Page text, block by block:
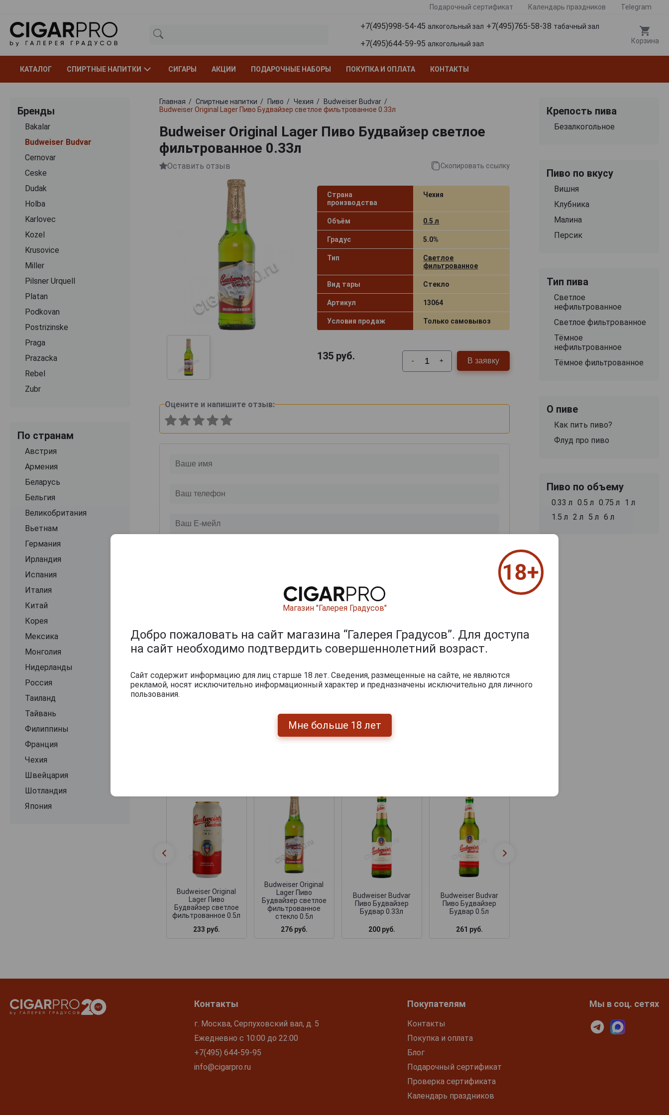
Подарочный сертификат Календарь праздников Telegram
+7(495)998-54-45 алкогольный зал +7(495)765-58-38 табачный зал
+7(495)644-59-95 алкогольный зал Корзина
КАТАЛОГ СПИРТНЫЕ НАПИТКИ СИГАРЫ АКЦИИ ПОДАРОЧНЫЕ НАБОРЫ ПОКУПКА И ОПЛАТА КОНТАКТЫ
Бренды
Bakalar
Budweiser Budvar
Cernovar
Ceske
Dudak
Holba
Karlovec
Kozel
Krusovice
Miller
Pilsner Urquell
Platan
Podkovan
Postrizinske
Praga
Prazacka
Rebel
Zubr
По странам
Австрия
Армения
Беларусь
Бельгия
Великобритания
Вьетнам
Германия
Ирландия
Испания
Италия
Китай
Корея
Мексика
Монголия
Нидерланды
Россия
Таиланд
Тайвань
Филиппины
Франция
Чехия
Швейцария
Шотландия
Япония
Главная Спиртные напитки Пиво Чехия
Budweiser Budvar
Budweiser Original Lager Пиво Будвайзер светлое фильтрованное 0.33л
Budweiser Original Lager Пиво Будвайзер светлое
фильтрованное 0.33л
Оставить отзыв Скопировать ссылку
Страна
производства
Чехия
Объём 0.5 л
Градус 5.0%
Тип
Светлое
фильтрованное
Вид тары Стекло
Артикул 13064
Условия продаж Только самовывоз
135руб. - + В заявку
Оцените и напишите отзыв:
Budweiser Original
Lager Пиво
Будвайзер светлое
фильтрованное 0.5л
233 руб.
Budweiser Original
Lager Пиво
Будвайзер светлое
фильтрованное
стекло 0.5л
276 руб.
Budweiser Budvar
Пиво Будвайзер
Будвар 0.33л
200 руб.
Budweiser Budvar
Пиво Будвайзер
Будвар 0.5л
261 руб.
Крепость пива
Безалкогольное
Пиво по вкусу
Вишня
Клубника
Малина
Персик
Тип пива
Светлое
нефильтрованное
Светлое фильтрованное
Тёмное
нефильтрованное
Тёмное фильтрованное
О пиве
Как пить пиво?
Флуд про пиво
Пиво по объему
0.33 л 0.5 л 0.75 л
1 л
1.5 л
2 л 5 л 6 л
Контакты
г. Москва, Серпуховский вал, д. 5
Ежедневно с 10:00 до 22:00
+7(495) 644-59-95
info@cigarpro.ru
Покупателям
Контакты
Покупка и оплата
Блог
Подарочный сертификат
Проверка сертификата
Календарь праздников
Мы в соц. сетях
Магазин "Галерея Градусов"
Добро пожаловать на сайт магазина “Галерея Градусов”. Для доступа
на сайт необходимо подтвердить совершеннолетний возраст.
Сайт содержит информацию для лиц старше 18 лет. Сведения, размещенные на сайте, не являются
рекламой, носят исключительно информационный характер и предназначены исключительно для личного
пользования.
Мне больше 18 лет